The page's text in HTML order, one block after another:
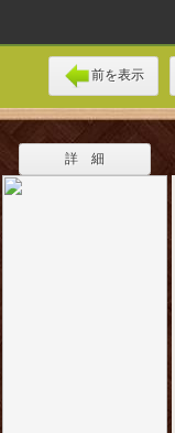
前を表示
詳 細